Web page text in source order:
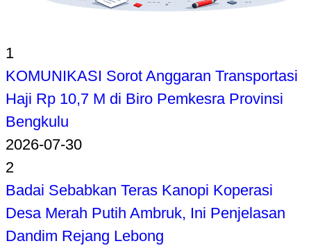
1
KOMUNIKASI Sorot Anggaran Transportasi
Haji Rp 10,7 M di Biro Pemkesra Provinsi
Bengkulu
2026-07-30
2
Badai Sebabkan Teras Kanopi Koperasi
Desa Merah Putih Ambruk, Ini Penjelasan
Dandim Rejang Lebong